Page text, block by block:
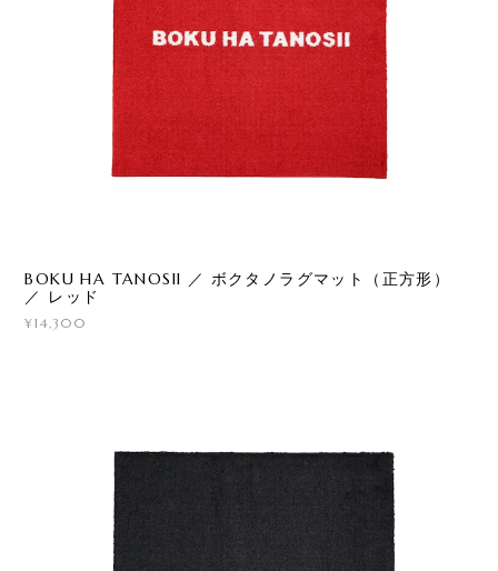
BOKU HA TANOSII ／ ボクタノラグマット（正方形）
／ レッド
¥14,300